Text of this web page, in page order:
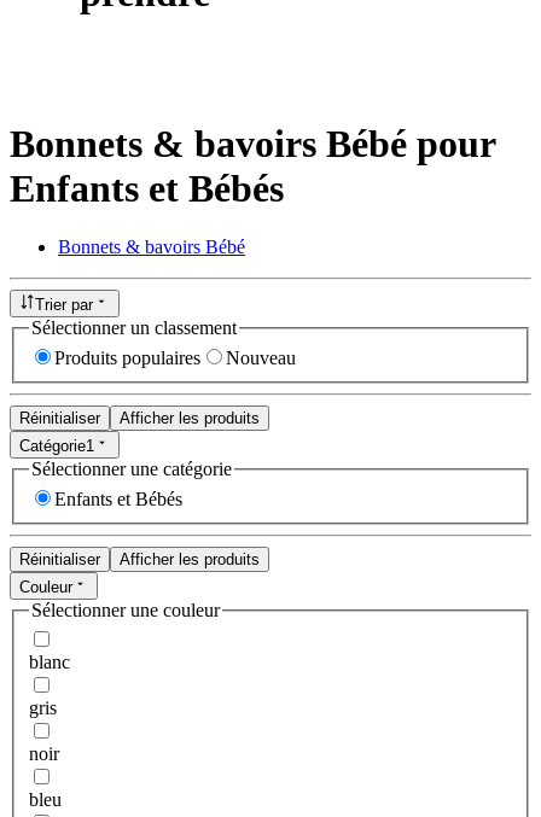
Bonnets & bavoirs Bébé pour
Enfants et Bébés
Bonnets & bavoirs Bébé
Trier par
Sélectionner un classement
Produits populaires
Nouveau
Réinitialiser
Afficher les produits
Catégorie1
Sélectionner une catégorie
Enfants et Bébés
Réinitialiser
Afficher les produits
Couleur
Sélectionner une couleur
blanc
gris
noir
bleu